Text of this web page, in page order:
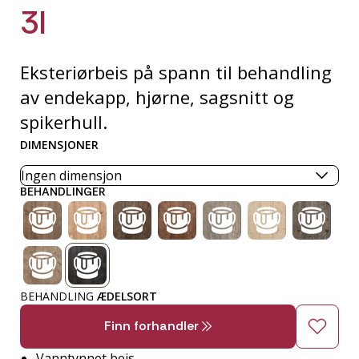
3l
Eksteriørbeis på spann til behandling
av endekapp, hjørne, sagsnitt og
spikerhull.
DIMENSJONER
BEHANDLINGER
BEHANDLING ÆDELSORT
Finn forhandler